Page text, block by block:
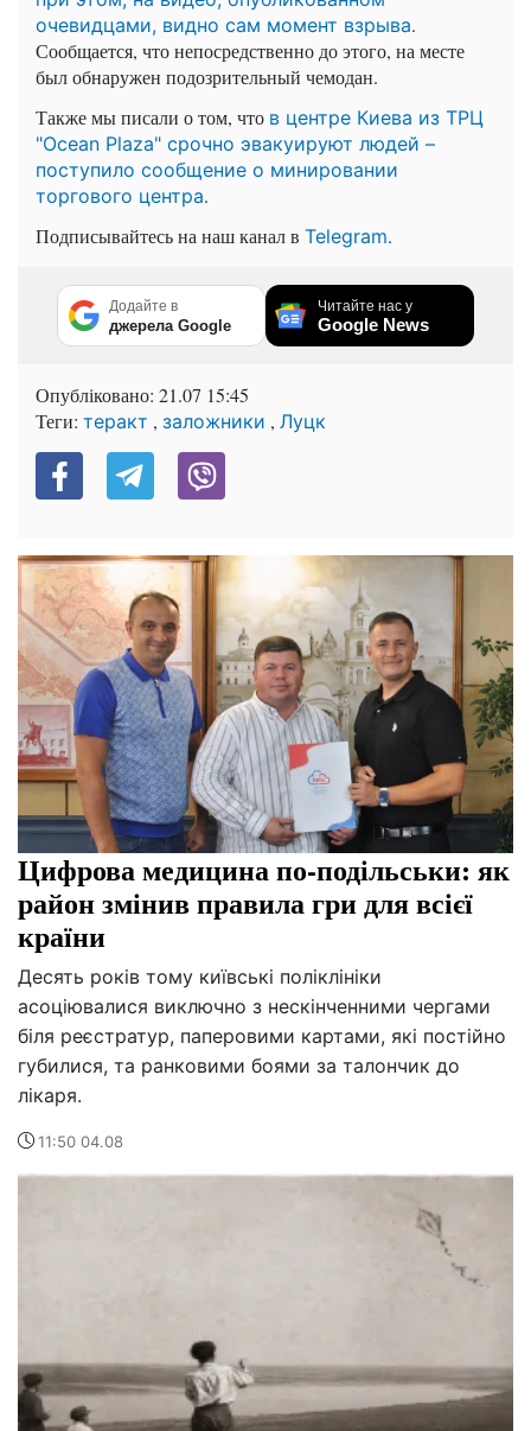
очевидцами, видно сам момент взрыва.
Сообщается, что непосредственно до этого, на месте
был обнаружен подозрительный чемодан.
Также мы писали о том, что в центре Киева из ТРЦ
"Ocean Plaza" срочно эвакуируют людей –
поступило сообщение о минировании
торгового центра.
Подписывайтесь на наш канал в Telegram.
Додайте в
джерела Google
Читайте нас у
Google News
Опубліковано: 21.07 15:45
Теги: теракт , заложники , Луцк
Цифрова медицина по-подільськи: як
район змінив правила гри для всієї
країни
Десять років тому київські поліклініки
асоціювалися виключно з нескінченними чергами
біля реєстратур, паперовими картами, які постійно
губилися, та ранковими боями за талончик до
лікаря.
11:50 04.08